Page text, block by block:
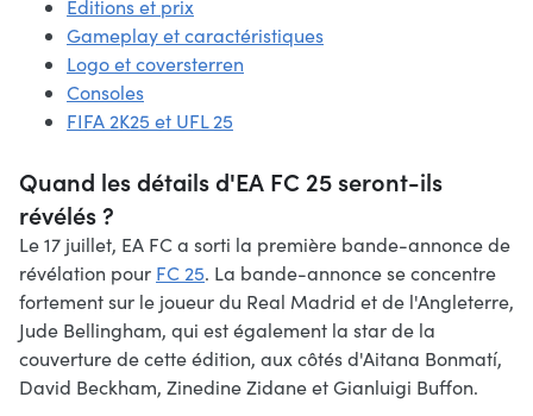
Editions et prix
Gameplay et caractéristiques
Logo et coversterren
Consoles
FIFA 2K25 et UFL 25
Quand les détails d'EA FC 25 seront-ils
révélés ?
Le 17 juillet, EA FC a sorti la première bande-annonce de
révélation pour FC 25. La bande-annonce se concentre
fortement sur le joueur du Real Madrid et de l'Angleterre,
Jude Bellingham, qui est également la star de la
couverture de cette édition, aux côtés d'Aitana Bonmatí,
David Beckham, Zinedine Zidane et Gianluigi Buffon.